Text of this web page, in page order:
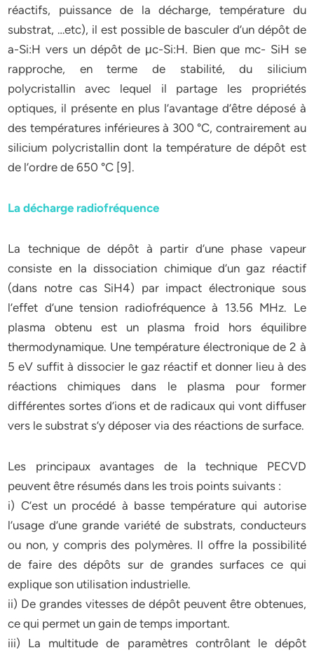
réactifs, puissance de la décharge, température du
substrat, …etc), il est possible de basculer d’un dépôt de
a-Si:H vers un dépôt de μc-Si:H. Bien que mc- SiH se
rapproche, en terme de stabilité, du silicium
polycristallin avec lequel il partage les propriétés
optiques, il présente en plus l’avantage d’être déposé à
des températures inférieures à 300 °C, contrairement au
silicium polycristallin dont la température de dépôt est
de l’ordre de 650 °C [9].
La décharge radiofréquence
La technique de dépôt à partir d’une phase vapeur
consiste en la dissociation chimique d’un gaz réactif
(dans notre cas SiH4) par impact électronique sous
l’effet d’une tension radiofréquence à 13.56 MHz. Le
plasma obtenu est un plasma froid hors équilibre
thermodynamique. Une température électronique de 2 à
5 eV suffit à dissocier le gaz réactif et donner lieu à des
réactions chimiques dans le plasma pour former
différentes sortes d’ions et de radicaux qui vont diffuser
vers le substrat s’y déposer via des réactions de surface.
Les principaux avantages de la technique PECVD
peuvent être résumés dans les trois points suivants :
i) C’est un procédé à basse température qui autorise
l’usage d’une grande variété de substrats, conducteurs
ou non, y compris des polymères. Il offre la possibilité
de faire des dépôts sur de grandes surfaces ce qui
explique son utilisation industrielle.
ii) De grandes vitesses de dépôt peuvent être obtenues,
ce qui permet un gain de temps important.
iii) La multitude de paramètres contrôlant le dépôt